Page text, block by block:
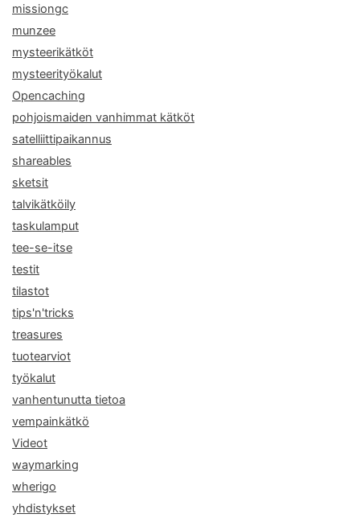
missiongc
munzee
mysteerikätköt
mysteerityökalut
Opencaching
pohjoismaiden vanhimmat kätköt
satelliittipaikannus
shareables
sketsit
talvikätköily
taskulamput
tee-se-itse
testit
tilastot
tips'n'tricks
treasures
tuotearviot
työkalut
vanhentunutta tietoa
vempainkätkö
Videot
waymarking
wherigo
yhdistykset